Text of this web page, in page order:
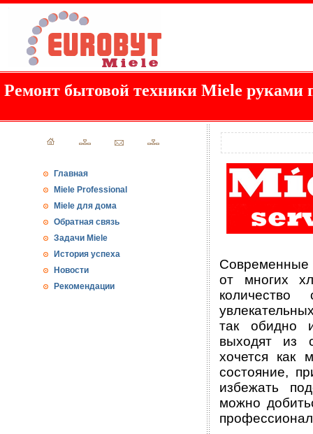
Ремонт бытовой техники Miele руками
Главная
Miele Professional
Miele для дома
Обратная связь
Задачи Miele
История успеха
Новости
Рекомендации
от многих
так обидно
выходят из
хочется как
состояние,
избежать
можно